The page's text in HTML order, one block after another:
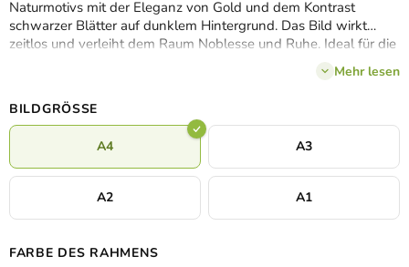
Naturmotivs mit der Eleganz von Gold und dem Kontrast
schwarzer Blätter auf dunklem Hintergrund. Das Bild wirkt
zeitlos und verleiht dem Raum Noblesse und Ruhe. Ideal für die
Mehr lesen
BILDGRÖSSE
A4 A3
A2 A1
FARBE DES RAHMENS